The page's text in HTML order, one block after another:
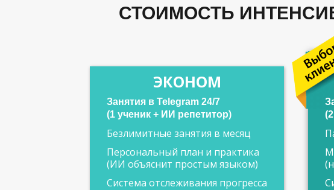
СТОИМОСТЬ
ЭКОНОМ
Занятия в Telegram 24/7
(1 ученик + ИИ репетитор)
Безлимитные занятия в месяц
Персональный план и практика
(ИИ объяснит простым языком)
Система отслеживания прогресса